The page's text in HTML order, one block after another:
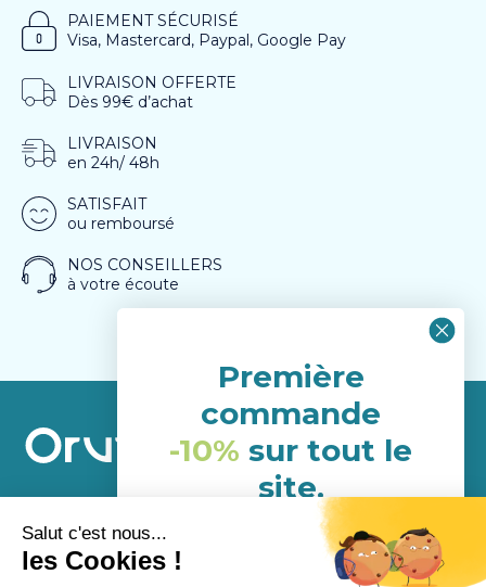
PAIEMENT SÉCURISÉ
Visa, Mastercard, Paypal, Google Pay
LIVRAISON OFFERTE
Dès 99€ d’achat
LIVRAISON
en 24h/ 48h
SATISFAIT
ou remboursé
NOS CONSEILLERS
à votre écoute
A propos
Service Client
Première
commande
-10% sur tout le
site.
(hors porduits déja en
promotion)